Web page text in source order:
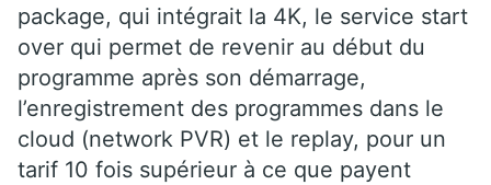
package, qui intégrait la 4K, le service start
over qui permet de revenir au début du
programme après son démarrage,
l’enregistrement des programmes dans le
cloud (network PVR) et le replay, pour un
tarif 10 fois supérieur à ce que payent